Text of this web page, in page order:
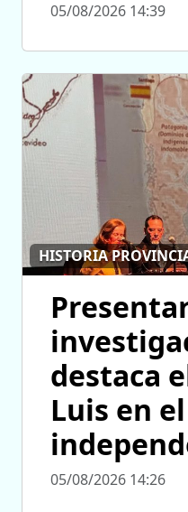
05/08/2026 14:39
HISTORIA
destaca
Luis en
05/08/2026 14:26